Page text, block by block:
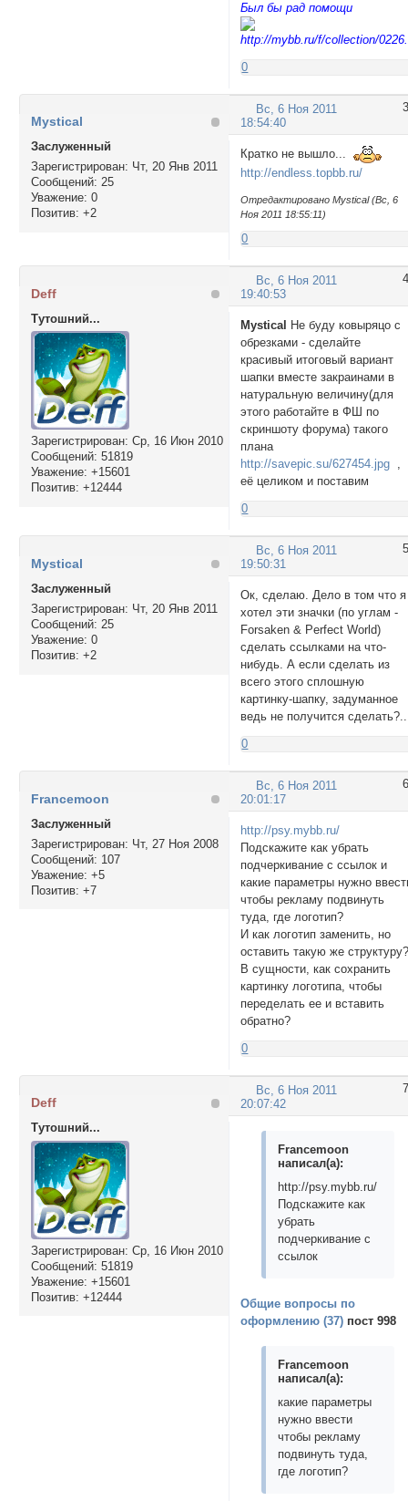
Был бы рад помощи
0
3
Вс, 6 Ноя 2011
18:54:40
Mystical
Заслуженный
Зарегистрирован: Чт, 20 Янв 2011
Сообщений: 25
Уважение: 0
Позитив: +2
Кратко не вышло...
http://endless.topbb.ru/
Отредактировано Mystical (Вс, 6
Ноя 2011 18:55:11)
0
4
Вс, 6 Ноя 2011
19:40:53
Deff
Тутошний...
Зарегистрирован: Ср, 16 Июн 2010
Сообщений: 51819
Уважение: +15601
Позитив: +12444
Mystical Не буду ковыряцо с
обрезками - сделайте
красивый итоговый вариант
шапки вместе закраинами в
натуральную величину(для
этого работайте в ФШ по
скриншоту форума) такого
плана
http://savepic.su/627454.jpg ,
её целиком и поставим
0
5
Вс, 6 Ноя 2011
19:50:31
Mystical
Заслуженный
Зарегистрирован: Чт, 20 Янв 2011
Сообщений: 25
Уважение: 0
Позитив: +2
Ок, сделаю. Дело в том что я
хотел эти значки (по углам -
Forsaken & Perfect World)
сделать ссылками на что-
нибудь. А если сделать из
всего этого сплошную
картинку-шапку, задуманное
ведь не получится
0
6
Вс, 6 Ноя 2011
20:01:17
Francemoon
Заслуженный
Зарегистрирован: Чт, 27 Ноя 2008
Сообщений: 107
Уважение: +5
Позитив: +7
http://psy.mybb.ru/
Подскажите как убрать
подчеркивание с ссылок и
какие параметры нужно
чтобы рекламу подвинуть
туда, где логотип?
И как логотип заменить, но
оставить такую же
В сущности, как сохранить
картинку логотипа, чтобы
переделать ее и вставить
обратно?
0
7
Вс, 6 Ноя 2011
20:07:42
Deff
Тутошний...
Зарегистрирован: Ср, 16 Июн 2010
Сообщений: 51819
Уважение: +15601
Позитив: +12444
Francemoon
написал(а):
http://psy.mybb.ru/
Подскажите как
убрать
подчеркивание с
ссылок
Общие вопросы по
оформлению (37) пост 998
Francemoon
написал(а):
какие параметры
нужно ввести
чтобы рекламу
подвинуть туда,
где логотип?